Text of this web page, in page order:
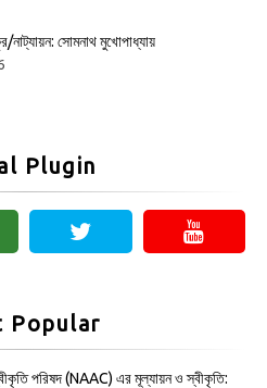
নাট্যায়ন: সোমনাথ মুখোপাধ্যায়
Plugin
Popular
পরিষদ (NAAC) এর মূল্যায়ন ও স্বীকৃতি: